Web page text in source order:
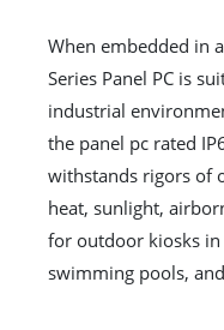
When embedded in
Series Panel PC is
industrial
the panel pc rated
withstands rigors of
heat, sunlight,
for outdoor kiosks in
swimming pools,